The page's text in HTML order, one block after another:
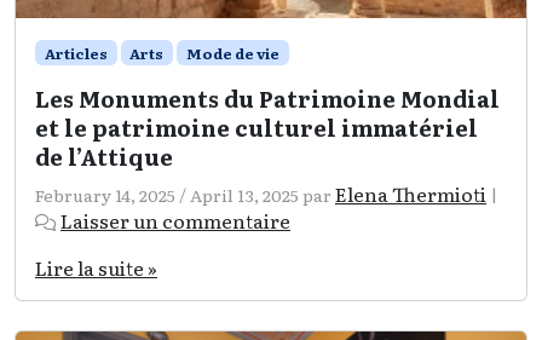
Articles Arts Mode de vie
Les Monuments du Patrimoine Mondial
et le patrimoine culturel immatériel
de l’Attique
February 14, 2025 / April 13, 2025 par Elena Thermioti |
Laisser un commentaire
Lire la suite »